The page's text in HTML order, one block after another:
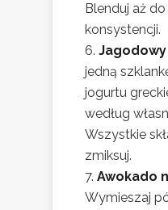
Blenduj aż
konsystencji.
jedną
jogurtu
według
Wszystkie
zmiksuj.
Awokado
Wymieszaj